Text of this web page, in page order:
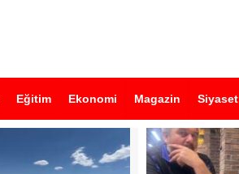
Eğitim Ekonomi Magazin Siyaset